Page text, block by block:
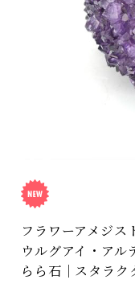
フラワーアメジス
ウルグアイ・アル
らら石｜スタラ